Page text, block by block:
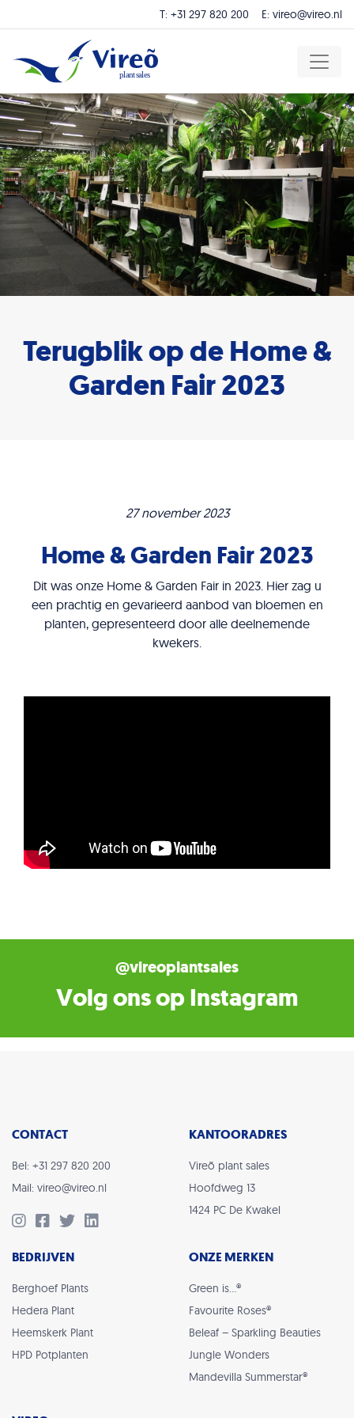
T: +31 297 820 200 E: vireo@vireo.nl
Terugblik op de Home &
Garden Fair 2023
27 november 2023
Home & Garden Fair 2023
Dit was onze Home & Garden Fair in 2023. Hier zag u
een prachtig en gevarieerd aanbod van bloemen en
planten, gepresenteerd door alle deelnemende
kwekers.
@vireoplantsales
Volg ons op Instagram
CONTACT
Bel: +31 297 820 200
Mail: vireo@vireo.nl
KANTOORADRES
Vireõ plant sales
Hoofdweg 13
1424 PC De Kwakel
BEDRIJVEN
Berghoef Plants
Hedera Plant
Heemskerk Plant
HPD Potplanten
ONZE MERKEN
Green is…®
Favourite Roses®
Beleaf – Sparkling Beauties
Jungle Wonders
Mandevilla Summerstar®